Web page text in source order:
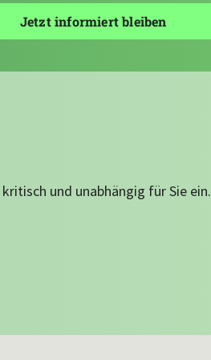
und unabhängig für Sie ein.